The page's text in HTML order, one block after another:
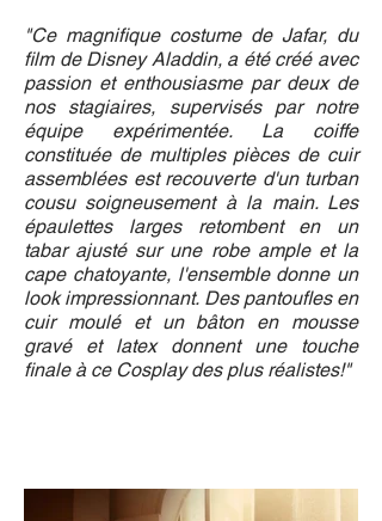
"Ce magnifique costume de Jafar, du
film de Disney Aladdin, a été créé avec
passion et enthousiasme par deux de
nos stagiaires, supervisés par notre
équipe expérimentée. La coiffe
constituée de multiples pièces de cuir
assemblées est recouverte d'un turban
cousu soigneusement à la main. Les
épaulettes larges retombent en un
tabar ajusté sur une robe ample et la
cape chatoyante, l'ensemble donne un
look impressionnant. Des pantoufles en
cuir moulé et un bâton en mousse
gravé et latex donnent une touche
finale à ce Cosplay des plus réalistes!"